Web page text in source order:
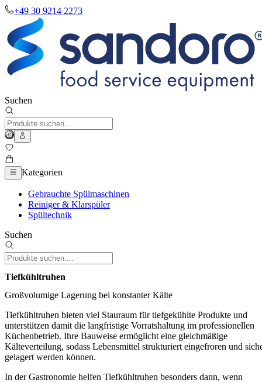
+49 30 9214 2273
Suchen
Kategorien
Gebrauchte Spülmaschinen
Reiniger & Klarspüler
Spültechnik
Suchen
Tiefkühltruhen
Großvolumige Lagerung bei konstanter Kälte
Tiefkühltruhen bieten viel Stauraum für tiefgekühlte Produkte und
unterstützen damit die langfristige Vorratshaltung im professionellen
Küchenbetrieb. Ihre Bauweise ermöglicht eine gleichmäßige
Kälteverteilung, sodass Lebensmittel strukturiert eingefroren und
gelagert werden können.
In der Gastronomie helfen Tiefkühltruhen besonders dann, wenn